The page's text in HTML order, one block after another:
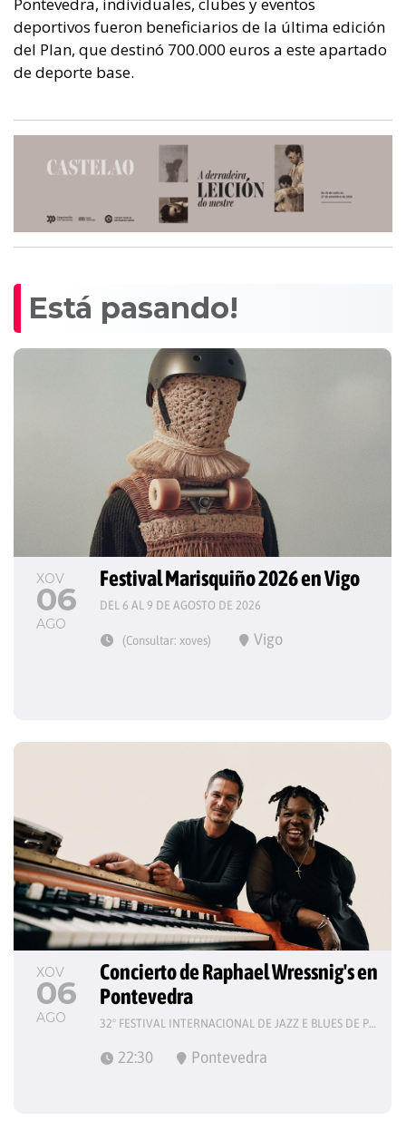
deportivos fueron beneficiarios de la última edición
del Plan, que destinó 700.000 euros a este apartado
de deporte base.
Está pasando!
XOV
06
AGO
Festival Marisquiño 2026 en Vigo
DEL 6 AL 9 DE AGOSTO DE 2026
(Consultar: xoves) Vigo
XOV
06
AGO
Concierto de Raphael Wressnig's en
Pontevedra
32º FESTIVAL INTERNACIONAL DE JAZZ E BLUES DE PONTEVEDRA
22:30 Pontevedra